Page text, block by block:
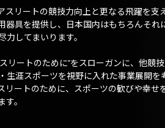
スリートの競技力向上と更なる飛躍を支
器具を提供し、日本国内はもちろんそれ
してまいります。
リートのために”をスローガンに、他競
生涯スポーツを視野に入れた事業展開を
リートのために、スポーツの歓びや幸せ
。